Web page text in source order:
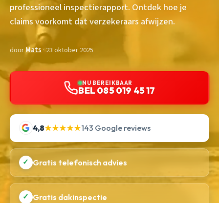
professioneel inspectierapport. Ontdek hoe je
claims voorkomt dat verzekeraars afwijzen.
doorMats· 23 oktober 2025
NU BEREIKBAAR
BEL 085 019 45 17
4,8★★★★★143 Google reviews
✓ Gratis telefonisch advies
✓ Gratis dakinspectie